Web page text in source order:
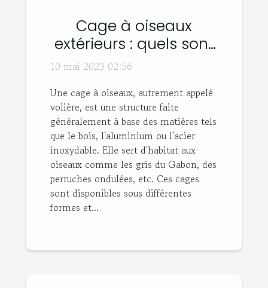
Cage à oiseaux
extérieurs : quels sont
les différents types et
10 mai 2023 02:56
Une cage à oiseaux, autrement appelé
volière, est une structure faite
généralement à base des matières tels
que le bois, l'aluminium ou l'acier
inoxydable. Elle sert d'habitat aux
oiseaux comme les gris du Gabon, des
perruches ondulées, etc. Ces cages
sont disponibles sous différentes
formes et...